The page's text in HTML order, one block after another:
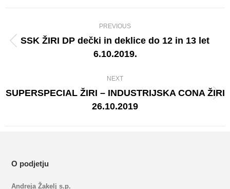
navigation
PREVIOUS
Previous
album:
SSK ŽIRI DP dečki in deklice do 12 in 13 let
6.10.2019.
NEXT
Next
album:
SUPERSPECIAL ŽIRI – INDUSTRIJSKA CONA ŽIRI
26.10.2019
O podjetju
Andreja Žakelj s.p.